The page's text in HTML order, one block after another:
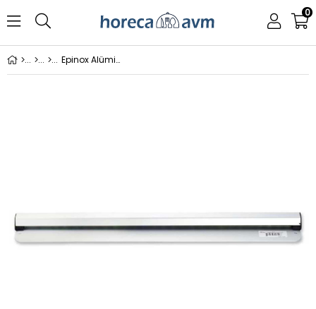
0
Epinox Alüminyum Sipariş Tutucu 75 Cm (Gst-75)